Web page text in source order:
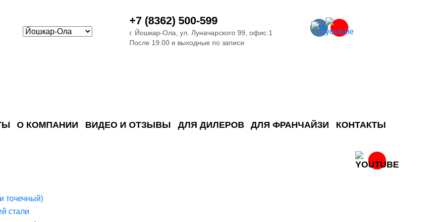
+7 (8362) 500-599
г. Йошкар-Ола, ул. Луначарского 99, офис 1
После 19.00 и выходные по записи
О КОМПАНИИ ВИДЕО И ОТЗЫВЫ ДЛЯ ДИЛЕРОВ ДЛЯ ФРАНЧАЙЗИ КОНТАКТЫ
точечный)
стали